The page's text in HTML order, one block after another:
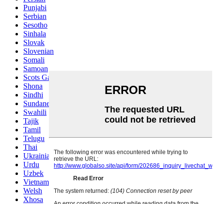
Punjabi
Serbian
Sesotho
Sinhala
Slovak
Slovenian
Somali
Samoan
Scots Gaelic
Shona
Sindhi
Sundanese
Swahili
Tajik
Tamil
Telugu
Thai
Ukrainian
Urdu
Uzbek
Vietnamese
Welsh
Xhosa